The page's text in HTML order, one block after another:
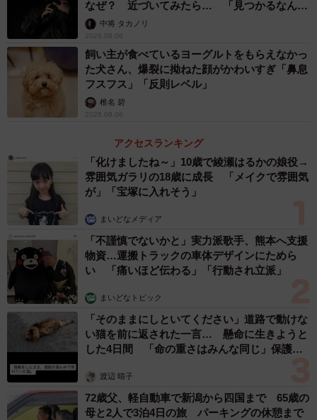
なぜ？ 近づいてみたら… 「見つかるなんて
未熟」中将 タカノリ
2026.08.06
飼い主が食べているヨーグルトをもらえなかっ
た犬さん、爆裂に拗ねた顔がかわいすぎ「鼻息
フスフス」「反則レベル」
椎名 碧
2026.08.06
アクセスランキング
「化けましたね～」10歳で綾瀬はるかの娘役→
雰囲気ガラリの18歳に成長 「メイクで雰囲気
が」「宝塚に入れそう」
まいどなメディア
「不謹慎でないかと」実力派歌手、熊本へ支援
物資…運搬トラックの車体デザインにためら
い 「痛いほど伝わる」「行動され立派」
まいどなトピック
「そのままにしといてください」道路で動けな
い猫を前に返された一言… 懸命に生きようと
した4日間 「命の重さはみんな同じ」保護団
渡辺 晴子
72歳父、軽自動車で新潟から四国まで 65歳の
母と2人で3泊4日の旅 パーキングの休憩まで